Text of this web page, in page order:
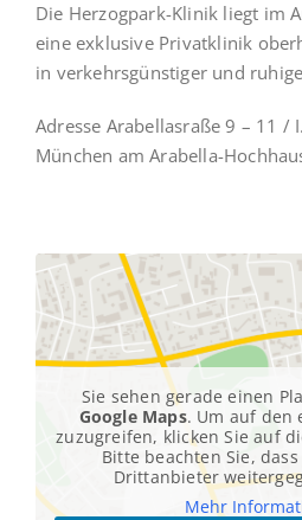
Die Herzogpark-Klinik liegt im
eine exklusive Privatklinik
in verkehrsgünstiger und
Adresse Arabellasraße 9 – 11 /
München am Arabella-
Sie sehen gerade einen
Google Maps. Um auf den
zuzugreifen, klicken Sie auf
Bitte beachten Sie,
Drittanbieter
Mehr